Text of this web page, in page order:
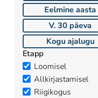
Eelmine aasta
V. 30 päeva
Kogu ajalugu
Etapp
Loomisel
Allkirjastamisel
Riigikogus